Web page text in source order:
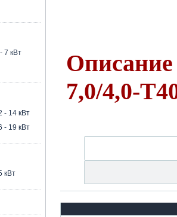
7 кВт
- 14 кВт
- 19 кВт
кВт
7,0/4,0-